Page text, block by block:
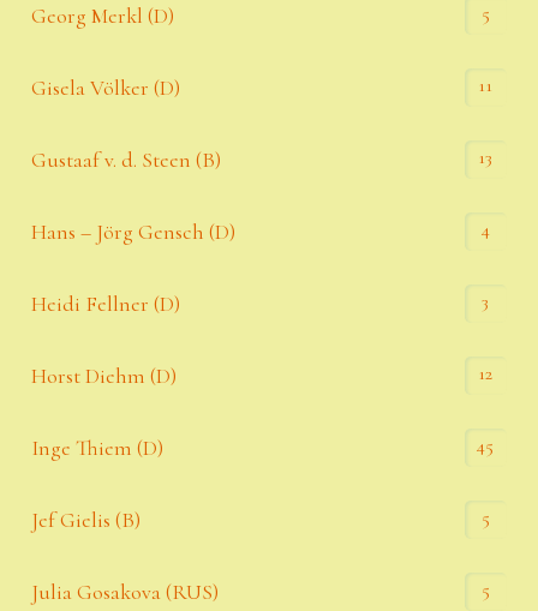
Georg Merkl (D) 5
Gisela Völker (D) 11
Gustaaf v. d. Steen (B) 13
Hans – Jörg Gensch (D) 4
Heidi Fellner (D) 3
Horst Diehm (D) 12
Inge Thiem (D) 45
Jef Gielis (B) 5
Julia Gosakova (RUS) 5